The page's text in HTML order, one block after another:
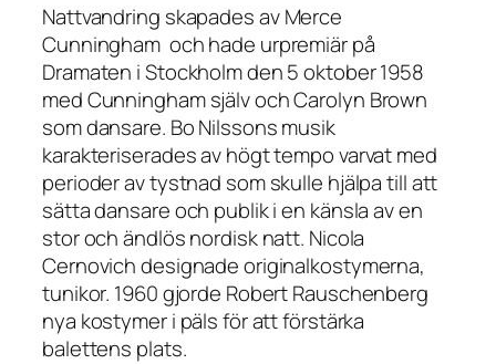
Nattvandring skapades av Merce
Cunningham och hade urpremiär på
Dramaten i Stockholm den 5 oktober 1958
med Cunningham själv och Carolyn Brown
som dansare. Bo Nilssons musik
karakteriserades av högt tempo varvat med
perioder av tystnad som skulle hjälpa till att
sätta dansare och publik i en känsla av en
stor och ändlös nordisk natt. Nicola
Cernovich designade originalkostymerna,
tunikor. 1960 gjorde Robert Rauschenberg
nya kostymer i päls för att förstärka
balettens plats.